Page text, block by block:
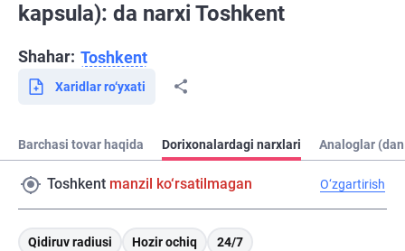
kapsula): da narxi Toshkent
Shahar: Toshkent
Xaridlar ro‘yxati
Barchasi tovar haqida Dorixonalardagi narxlari Analoglar
Toshkent manzil ko‘rsatilmagan O‘zgartirish
Qidiruv radiusi Hozir ochiq 24/7